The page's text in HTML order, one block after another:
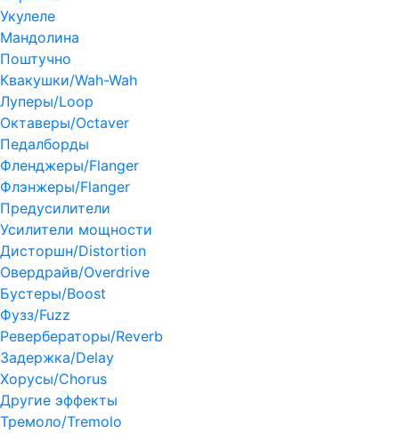
Укулеле
Мандолина
Поштучно
Квакушки/Wah-Wah
Луперы/Loop
Октаверы/Octaver
Педалборды
Фленджеры/Flanger
Флэнжеры/Flanger
Предусилители
Усилители мощности
Дисторшн/Distortion
Овердрайв/Overdrive
Бустеры/Boost
Фузз/Fuzz
Ревербераторы/Reverb
Задержка/Delay
Хорусы/Chorus
Другие эффекты
Тремоло/Tremolo